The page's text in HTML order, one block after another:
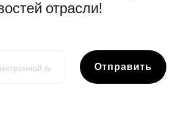
отрасли!
Отправить